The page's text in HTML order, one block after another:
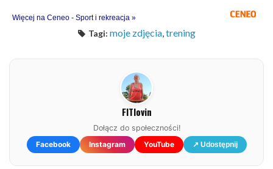
Więcej na Ceneo - Sport i rekreacja »
Tagi: moje zdjęcia, trening
FITlovin
Dołącz do społeczności!
Facebook
Instagram YouTube ↗ Udostępnij